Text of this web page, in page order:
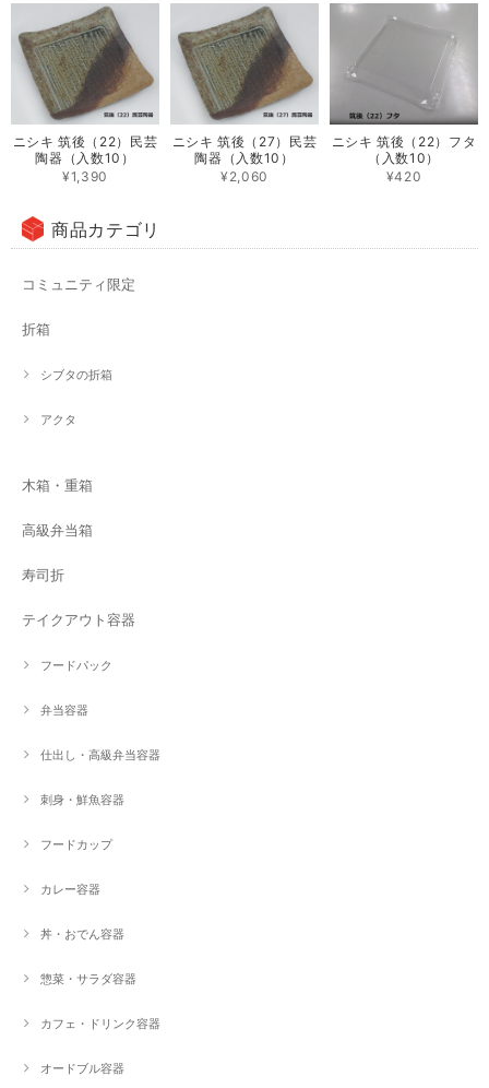
ニシキ 筑後（22）民芸
陶器（入数10）
¥1,390
ニシキ 筑後（27）民芸
陶器（入数10）
¥2,060
ニシキ 筑後（22）フタ
（入数10）
¥420
商品カテゴリ
コミュニティ限定
折箱
シブタの折箱
アクタ
木箱・重箱
高級弁当箱
寿司折
テイクアウト容器
フードパック
弁当容器
仕出し・高級弁当容器
刺身・鮮魚容器
フードカップ
カレー容器
丼・おでん容器
惣菜・サラダ容器
カフェ・ドリンク容器
オードブル容器